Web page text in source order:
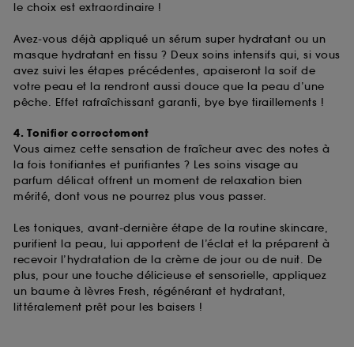
le choix est extraordinaire !
Avez-vous déjà appliqué un sérum super hydratant ou un
masque hydratant en tissu ? Deux soins intensifs qui, si vous
avez suivi les étapes précédentes, apaiseront la soif de
votre peau et la rendront aussi douce que la peau d’une
pêche. Effet rafraîchissant garanti, bye bye tiraillements !
4. Tonifier correctement
Vous aimez cette sensation de fraîcheur avec des notes à
la fois tonifiantes et purifiantes ? Les soins visage au
parfum délicat offrent un moment de relaxation bien
mérité, dont vous ne pourrez plus vous passer.
Les toniques, avant-dernière étape de la routine skincare,
purifient la peau, lui apportent de l’éclat et la préparent à
recevoir l’hydratation de la crème de jour ou de nuit. De
plus, pour une touche délicieuse et sensorielle, appliquez
un baume à lèvres Fresh, régénérant et hydratant,
littéralement prêt pour les baisers !